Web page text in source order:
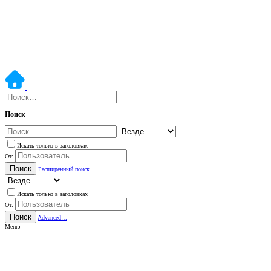
Поиск
Искать только в заголовках
От:
Поиск Расширенный поиск…
Искать только в заголовках
От:
Поиск
Advanced…
Меню